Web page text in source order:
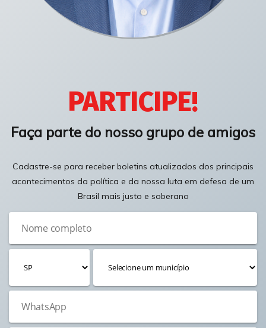
PARTICIPE!
Faça parte do nosso grupo de amigos
Cadastre-se para receber boletins atualizados dos principais
acontecimentos da política e da nossa luta em defesa de um
Brasil mais justo e soberano